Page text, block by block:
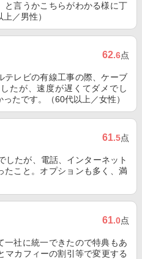
と言うかこちらがわかる様に丁
／男性）
62.6点
テレビの有線工事の際、ケーブ
たが、速度が遅くてダメでし
たです。（60代以上／女性）
61.5点
したが、電話、インターネット
たこと。オプションも多く、満
61.0点
一社に統一できたので特典もあ
マカフィーの割引等で変更する